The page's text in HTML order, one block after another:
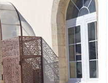
recharge
électrique
sur
le
parking
du
Tambourin